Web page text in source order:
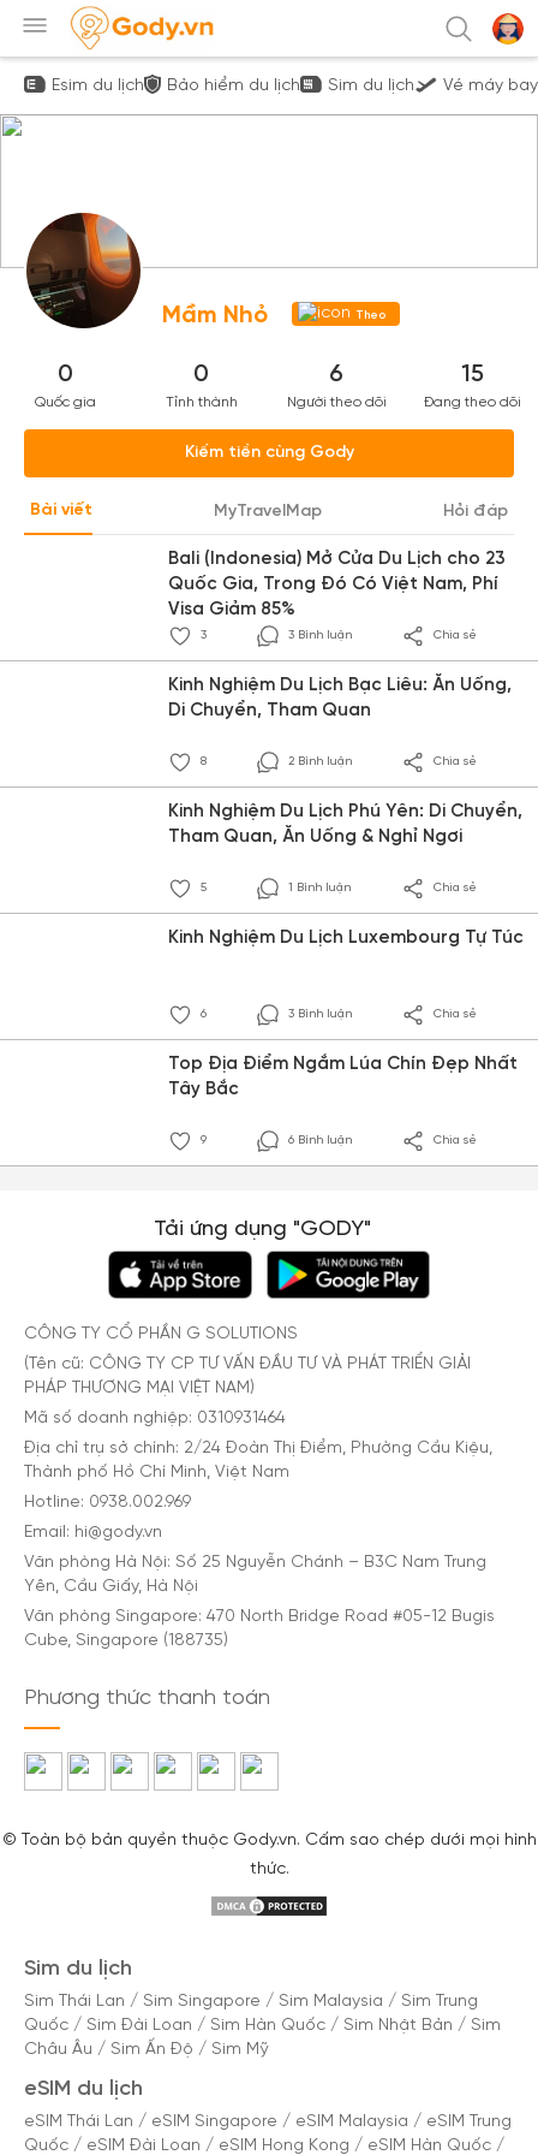
Esim du lịch Bảo hiểm du lịch Sim du lịch Vé máy bay
Mầm Nhỏ
Theo
0
Quốc gia
0
Tỉnh thành
6
Người theo dõi
15
Đang theo dõi
Kiếm tiền cùng Gody
Bài viết MyTravelMap Hỏi đáp
Bali (Indonesia) Mở Cửa Du Lịch cho 23
Quốc Gia, Trong Đó Có Việt Nam, Phí
Visa Giảm 85%
3 3 Bình luận Chia sẻ
Kinh Nghiệm Du Lịch Bạc Liêu: Ăn Uống,
Di Chuyển, Tham Quan
8 2 Bình luận Chia sẻ
Kinh Nghiệm Du Lịch Phú Yên: Di Chuyển,
Tham Quan, Ăn Uống & Nghỉ Ngơi
5 1 Bình luận Chia sẻ
Kinh Nghiệm Du Lịch Luxembourg Tự Túc
6 3 Bình luận Chia sẻ
Top Địa Điểm Ngắm Lúa Chín Đẹp Nhất
Tây Bắc
9 6 Bình luận Chia sẻ
Tải ứng dụng "GODY"
CÔNG TY CỔ PHẦN G SOLUTIONS
(Tên cũ: CÔNG TY CP TƯ VẤN ĐẦU TƯ VÀ PHÁT TRIỂN GIẢI
PHÁP THƯƠNG MẠI VIỆT NAM)
Mã số doanh nghiệp: 0310931464
Địa chỉ trụ sở chính: 2/24 Đoàn Thị Điểm, Phường Cầu Kiệu,
Thành phố Hồ Chí Minh, Việt Nam
Hotline: 0938.002.969
Email: hi@gody.vn
Văn phòng Hà Nội: Số 25 Nguyễn Chánh – B3C Nam Trung
Yên, Cầu Giấy, Hà Nội
Văn phòng Singapore: 470 North Bridge Road #05-12 Bugis
Cube, Singapore (188735)
Phương thức thanh toán
© Toàn bộ bản quyền thuộc Gody.vn. Cấm sao chép dưới mọi hình
thức.
Sim du lịch
Sim Thái Lan / Sim Singapore / Sim Malaysia / Sim Trung
Quốc / Sim Đài Loan / Sim Hàn Quốc / Sim Nhật Bản / Sim
Châu Âu / Sim Ấn Độ / Sim Mỹ
eSIM du lịch
eSIM Thái Lan / eSIM Singapore / eSIM Malaysia / eSIM Trung
Quốc / eSIM Đài Loan / eSIM Hong Kong / eSIM Hàn Quốc /